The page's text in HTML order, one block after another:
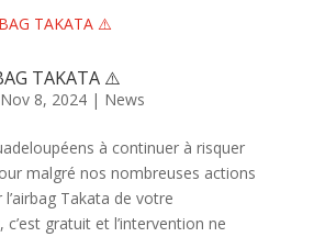
TAKATA ⚠️
Nov 8, 2024| News
à continuer à risquer
malgré nos nombreuses actions
Takata de votre
c’est gratuit et l’intervention ne